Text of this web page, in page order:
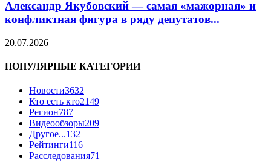
Александр Якубовский — самая «мажорная» и
конфликтная фигура в ряду депутатов...
20.07.2026
ПОПУЛЯРНЫЕ КАТЕГОРИИ
Новости3632
Кто есть кто2149
Регион787
Видеообзоры209
Другое...132
Рейтинги116
Расследования71